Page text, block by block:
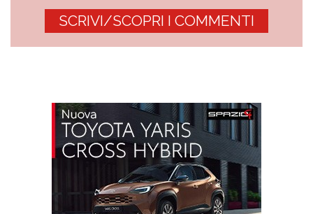
SCRIVI/SCOPRI I COMMENTI